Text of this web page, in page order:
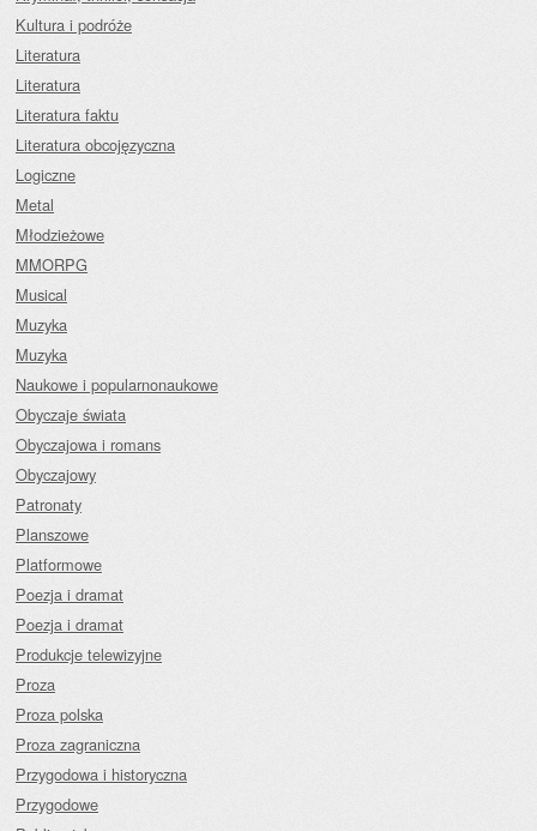
Kultura i podróże
Literatura
Literatura
Literatura faktu
Literatura obcojęzyczna
Logiczne
Metal
Młodzieżowe
MMORPG
Musical
Muzyka
Muzyka
Naukowe i popularnonaukowe
Obyczaje świata
Obyczajowa i romans
Obyczajowy
Patronaty
Planszowe
Platformowe
Poezja i dramat
Poezja i dramat
Produkcje telewizyjne
Proza
Proza polska
Proza zagraniczna
Przygodowa i historyczna
Przygodowe